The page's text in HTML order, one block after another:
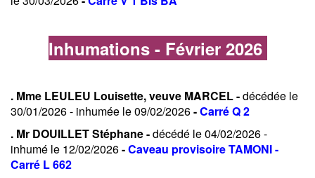
Inhumations - Février 2026
. Mme LEULEU Louisette, veuve MARCEL -décédée le
30/01/2026 - inhumée le 09/02/2026-Carré Q 2
. Mr DOUILLET Stéphane -décédé le 04/02/2026 -
inhumé le 12/02/2026-Caveau provisoire TAMONI -
Carré L 662